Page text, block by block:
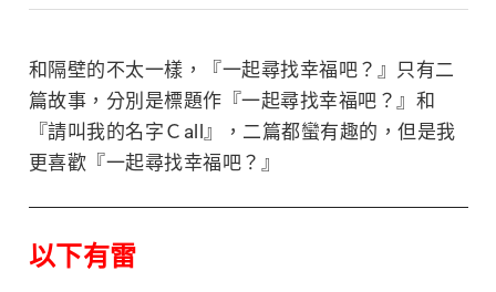
和隔壁的不太一樣，『一起尋找幸福吧？』只有二
篇故事，分別是標題作『一起尋找幸福吧？』 和
『請叫我的名字Ｃall』，二篇都蠻有趣的，但是我
更喜歡『一起尋找幸福吧？』
以下有雷